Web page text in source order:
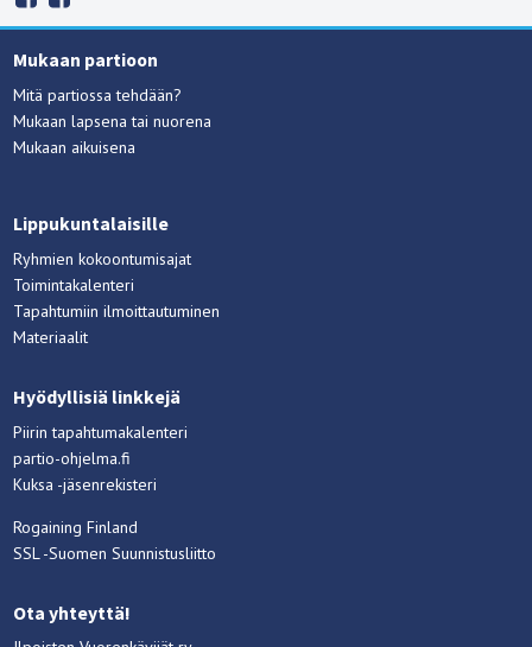
Mukaan partioon
Mitä partiossa tehdään?
Mukaan lapsena tai nuorena
Mukaan aikuisena
Lippukuntalaisille
Ryhmien kokoontumisajat
Toimintakalenteri
Tapahtumiin ilmoittautuminen
Materiaalit
Hyödyllisiä linkkejä
Piirin tapahtumakalenteri
partio-ohjelma.fi
Kuksa -jäsenrekisteri
Rogaining Finland
SSL -Suomen Suunnistusliitto
Ota yhteyttä!